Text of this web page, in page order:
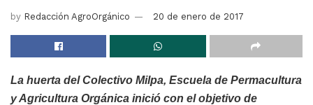
by Redacción AgroOrgánico 20 de enero de 2017
La huerta del Colectivo Milpa, Escuela de Permacultura
y Agricultura Orgánica inició con el objetivo de